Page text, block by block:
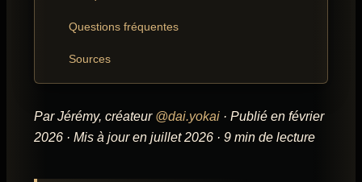
Questions fréquentes
Sources
Par Jérémy, créateur @dai.yokai · Publié en février
2026 · Mis à jour en juillet 2026 · 9 min de lecture